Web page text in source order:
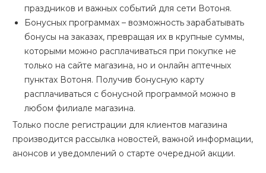
праздников и важных событий для сети Вотоня.
Бонусных программах – возможность зарабатывать
бонусы на заказах, превращая их в крупные суммы,
которыми можно расплачиваться при покупке не
только на сайте магазина, но и онлайн аптечных
пунктах Вотоня. Получив бонусную карту
расплачиваться с бонусной программой можно в
любом филиале магазина.
Только после регистрации для клиентов магазина
производится рассылка новостей, важной информации,
анонсов и уведомлений о старте очередной акции.